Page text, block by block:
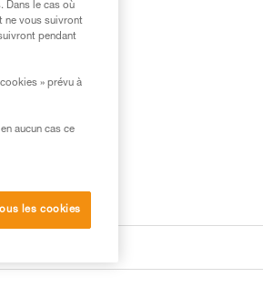
Dans le cas où
ne vous suivront
pendant
» prévu à
aucun cas ce
les cookies